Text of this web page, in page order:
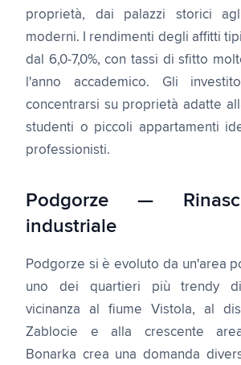
proprietà, dai palazzi storici
moderni. I rendimenti degli affitti
dal 6,0-7,0%, con tassi di sfitto
l'anno accademico. Gli
concentrarsi su proprietà adatte
studenti o piccoli appartamenti
professionisti.
Podgorze —
industriale
Podgorze si è evoluto da un'area
uno dei quartieri più trendy
vicinanza al fiume Vistola, al
Zablocie e alla crescente
Bonarka crea una domanda